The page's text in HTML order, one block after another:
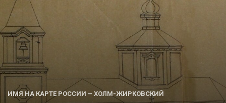
Неожиданный ракурс
Контакты
Люди родного края
Акция
К 70-летию районного Дома культуры
Конкурс
ИМЯ НА КАРТЕ РОССИИ – ХОЛМ-ЖИРКОВСКИЙ